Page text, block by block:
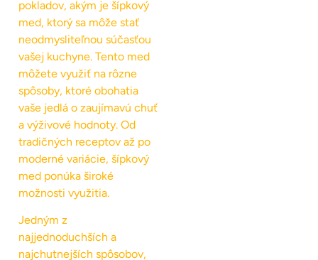
pokladov, akým je šípkový
med, ktorý sa môže stať
neodmysliteľnou súčasťou
vašej kuchyne. Tento med
môžete využiť na rôzne
spôsoby, ktoré obohatia
vaše jedlá o zaujímavú chuť
a výživové hodnoty. Od
tradičných receptov až po
moderné variácie, šípkový
med ponúka široké
možnosti využitia.
Jedným z
najjednoduchších a
najchutnejších spôsobov,